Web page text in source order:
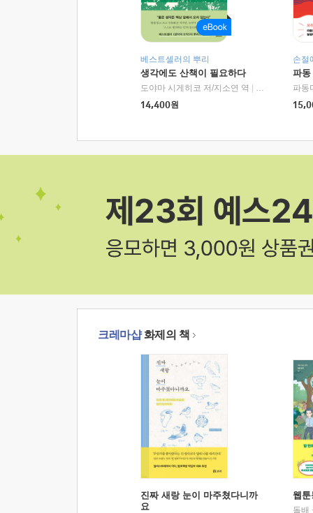
베스트셀러의 뿌리
생각에도 산책이 필요하다
도야마 시게히코 저/지소연 역
알에이치코리
14,400원
손절
파동
파동
크레마샵화제의 책
진짜 새랑 눈이 마주쳤다니까
요
웹
돌배